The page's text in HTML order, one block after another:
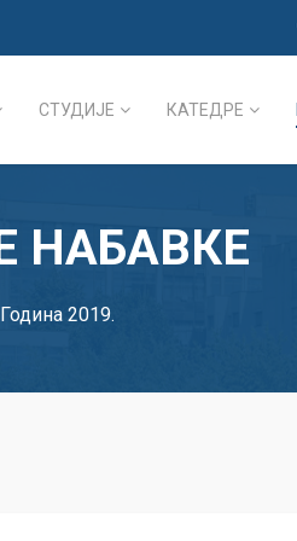
СТУДИЈЕ КАТЕДРЕ
НАБАВКЕ
Година 2019.